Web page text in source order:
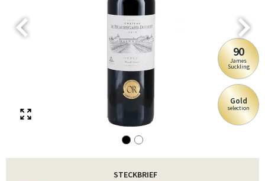
90
James
Suckling
Gold
selection
STECKBRIEF